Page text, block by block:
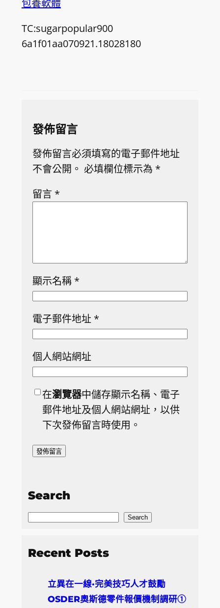
包養軟體
TC:sugarpopular900
6a1f01aa070921.18028180
發佈留言
發佈留言必須填寫的電子郵件地址
不會公開。 必填欄位標示為 *
留言 *
顯示名稱 *
電子郵件地址 *
個人網站網址
在瀏覽器中儲存顯示名稱、電子
郵件地址及個人網站網址，以供
下次發佈留言時使用。
Search
S
a
Search
Recent Posts
立異在一線·完美技巧人才鼓勵
OSDER奧斯德零件報價機制調研①